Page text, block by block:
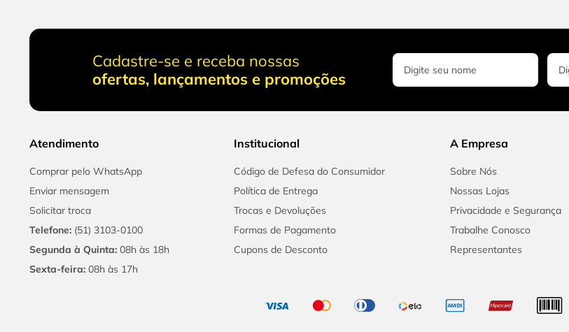
Cadastre-se e receba nossas
ofertas, lançamentos e promoções
Atendimento
Comprar pelo WhatsApp
Enviar mensagem
Solicitar troca
Telefone: (51) 3103-0100
Segunda à Quinta: 08h às 18h
Sexta-feira: 08h às 17h
Institucional
Código de Defesa do Consumidor
Política de Entrega
Trocas e Devoluções
Formas de Pagamento
Cupons de Desconto
A Empresa
Sobre Nós
Nossas Lojas
Privacidade e Segurança
Trabalhe Conosco
Representantes